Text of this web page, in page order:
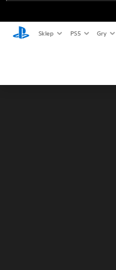
Sklep PS5 Gry